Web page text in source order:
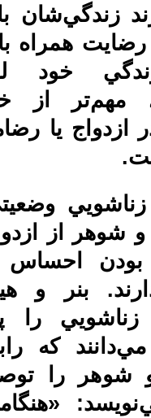
‌زندگي‌شان
همراه
خود
مهم‌تر از
ازدواج يا
زناشويي
شوهر از
احساس
را
كه
شوهر را